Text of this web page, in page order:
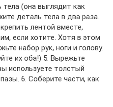
(она выглядит как
деталь тела в два раза.
лентой вместе,
если хотите. Хотя в этом
набор рук, ноги и голову.
их оба!) 5. Вырежьте
используете толстый
6. Соберите части, как